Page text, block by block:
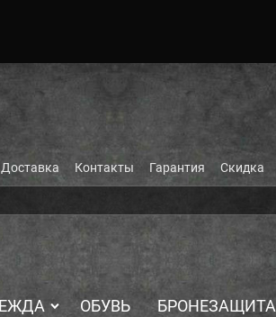
Доставка Контакты Гарантия Скидка
ОБУВЬ БРОНЕЗАЩИТА